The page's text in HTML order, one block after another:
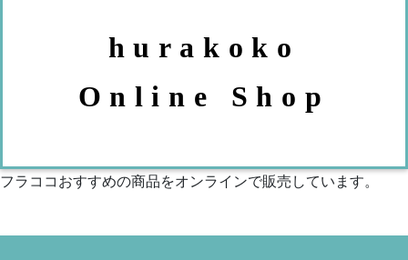
hurakoko
Online Shop
フラココおすすめの商品をオンラインで販売しています。